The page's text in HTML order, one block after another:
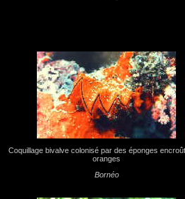
Coquillage bivalve colonisé par des éponges
oranges
Bornéo